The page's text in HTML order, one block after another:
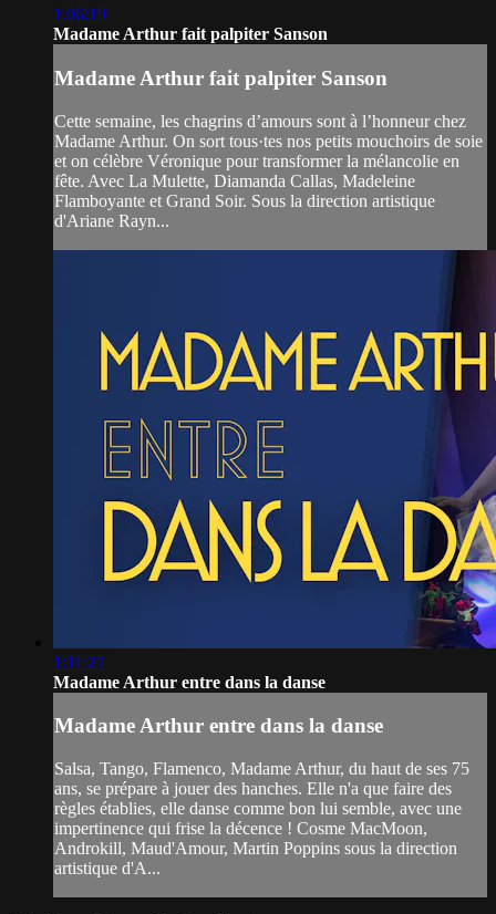
1:06:19
Madame Arthur fait palpiter Sanson
Madame Arthur fait palpiter Sanson
Cette semaine, les chagrins d’amours sont à l’honneur chez
Madame Arthur. On sort tous·tes nos petits mouchoirs de soie
et on célèbre Véronique pour transformer la mélancolie en
fête. Avec La Mulette, Diamanda Callas, Madeleine
Flamboyante et Grand Soir. Sous la direction artistique
d'Ariane Rayn...
1:11:27
Madame Arthur entre dans la danse
Madame Arthur entre dans la danse
Salsa, Tango, Flamenco, Madame Arthur, du haut de ses 75
ans, se prépare à jouer des hanches. Elle n'a que faire des
règles établies, elle danse comme bon lui semble, avec une
impertinence qui frise la décence ! Cosme MacMoon,
Androkill, Maud'Amour, Martin Poppins sous la direction
artistique d'A...